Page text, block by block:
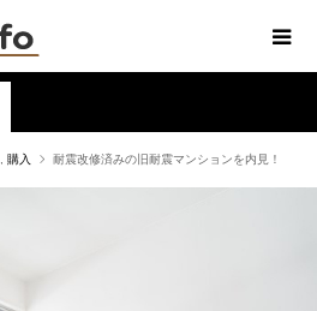
購入 耐震改修済みの旧耐震マンションを内見！